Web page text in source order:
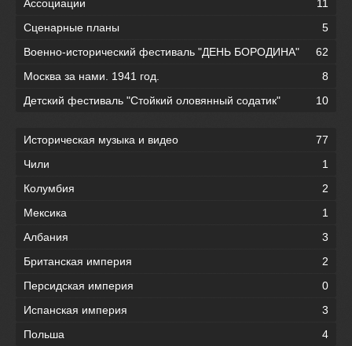
Ассоциации
11
Сценарные планы
5
Военно-исторический фестиваль "ДЕНЬ БОРОДИНА"
62
Москва за нами. 1941 год.
8
Детский фестиваль "Стойкий оловянный содатик"
10
Историческая музыка и видео
77
Чили
1
Колумбия
2
Мексика
1
Албания
3
Британская империя
2
Персидская империя
0
Испанская империя
3
Польша
4